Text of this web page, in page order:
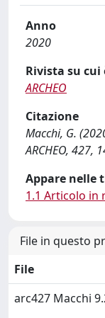
Anno
2020
Rivista su
ARCHEO
Citazione
Macchi, G.
ARCHEO, 427,
Appare nelle
1.1 Articolo in
File in questo
File
arc427 Macchi